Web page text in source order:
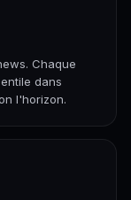
Chaque
dans
l'horizon.